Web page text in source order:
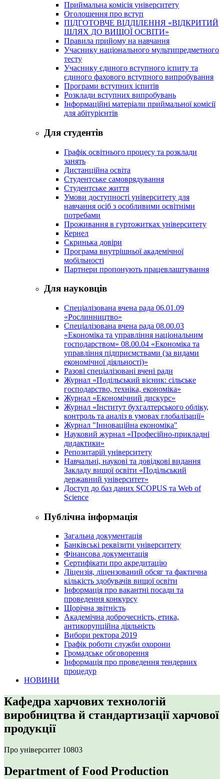
Приймальна комісія університету
Оголошення про вступ
ПІДГОТОВЧЕ ВІДДІЛЕННЯ «ВІДКРИТИЙ
ШЛЯХ ДО ВИЩОЇ ОСВІТИ»
Правила прийому на навчання
Учаснику національного мультипредметного
тесту
Учаснику єдиного вступного іспиту та
єдиного фахового вступного випробування
Програми вступних іспитів
Розклади вступних випробувань
Інформаційні матеріали приймальної комісії
для абітурієнтів
Для студентів
Графік освітнього процесу та розклади
занять
Дистанційна освіта
Студентське самоврядування
Студентське життя
Умови доступності університету для
навчання осіб з особливими освітніми
потребами
Проживання в гуртожитках університету
Кернел
Скринька довіри
Програма внутрішньої академічної
мобільності
Партнери пропонують працевлаштування
Для науковців
Спеціалізована вчена рада 06.01.09
«Рослинництво»
Спеціалізована вчена рада 08.00.03
«Економіка та управління національним
господарством» 08.00.04 «Економіка та
управління підприємствами (за видами
економічної діяльності)»
Разові спеціалізовані вчені ради
Журнал «Подільський вісник: сільське
господарство, техніка, економіка»
Журнал «Економічний дискурс»
Журнал «Інститут бухгалтерського обліку,
контроль та аналіз в умовах глобалізації»
Журнал "Інноваційна економіка"
Науковий журнал «Професійно-прикладні
дидактики»
Репозитарій університету
Навчальні, наукові та довідкові видання
Закладу вищої освіти «Подільський
державний університет»
Доступ до баз даних SCOPUS та Web of
Science
Публічна інформація
Загальна документація
Банківські реквізити університету
Фінансова документація
Сертифікати про акредитацію
Ліцензія, ліцензований обсяг та фактична
кількість здобувачів вищої освіти
Інформація про вакантні посади та
проведення конкурсу
Щорічна звітність
Академічна доброчесність, етика,
антикорупційна діяльність
Вибори ректора 2019
Графік роботи служби охорони
Громадське обговорення
Інформація про проведення тендерних
процедур
НОВИНИ
Кафедра харчових технологій
виробництва й стандартизації харчової
продукції
Про університет 10803
Department of Food Production